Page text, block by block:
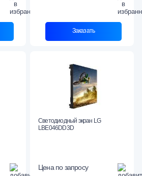
Заказать
Светодиодный экран LG
LBE046DD3D
Цена по запросу